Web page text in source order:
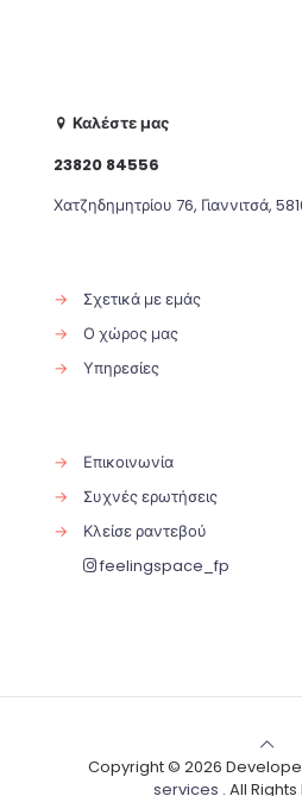
Καλέστε μας
23820 84556
Χατζηδημητρίου 76, Γιαννιτσά,
→
Σχετικά με εμάς
→
Ο χώρος μας
→
Υπηρεσίες
→
Επικοινωνία
→
Συχνές ερωτήσεις
→
Κλείσε ραντεβού
feelingspace_fp
Copyright © 2026
services . All